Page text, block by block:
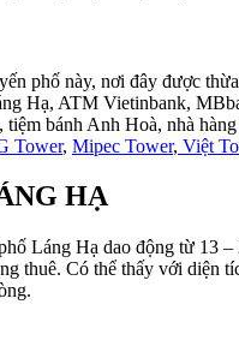
phố này, nơi đây được
Hạ, ATM Vietinbank,
bánh Anh Hoà, nhà
Tower, Mipec Tower, Việt
HẠ
Láng Hạ dao động từ
Có thể thấy với diện